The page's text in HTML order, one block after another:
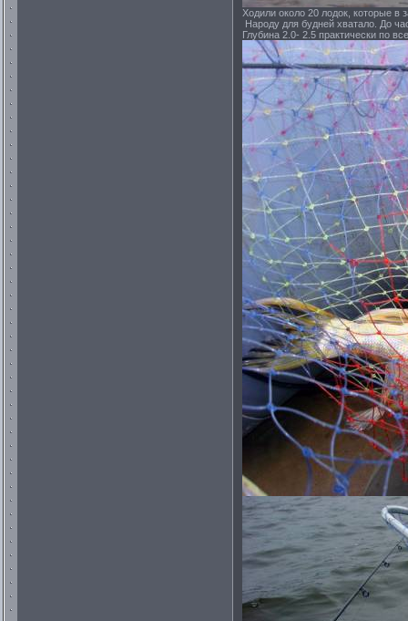
Ходили около 20 лодок, которые в
Народу для будней хватало. До
Глубина 2.0- 2.5 практически по